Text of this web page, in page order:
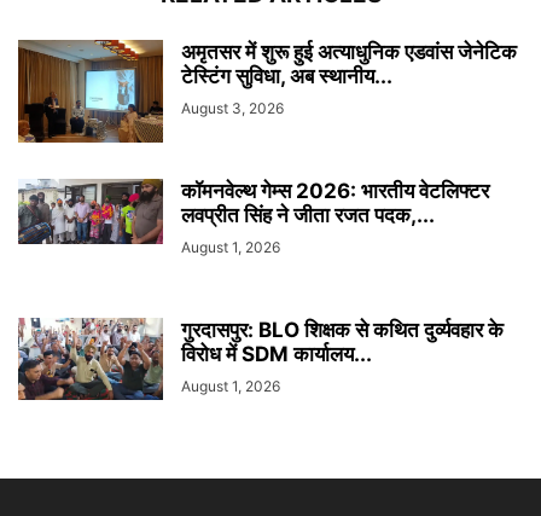
अमृतसर में शुरू हुई अत्याधुनिक एडवांस जेनेटिक
टेस्टिंग सुविधा, अब स्थानीय...
August 3, 2026
कॉमनवेल्थ गेम्स 2026: भारतीय वेटलिफ्टर
लवप्रीत सिंह ने जीता रजत पदक,...
August 1, 2026
गुरदासपुर: BLO शिक्षक से कथित दुर्व्यवहार के
विरोध में SDM कार्यालय...
August 1, 2026